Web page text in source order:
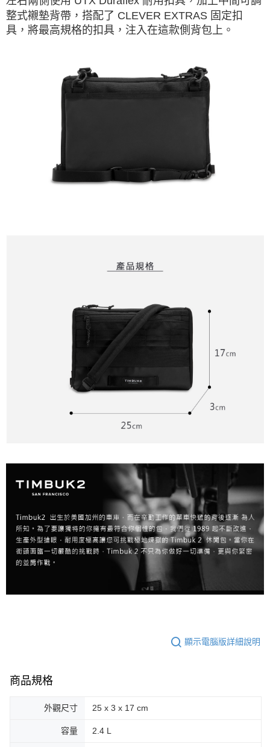
整式襯墊背帶，搭配了 CLEVER EXTRAS 固定扣
具，將最高規格的扣具，注入在這款側背包上。
顯示電腦版詳細說明
商品規格
外觀尺寸 25 x 3 x 17 cm
容量 2.4 L